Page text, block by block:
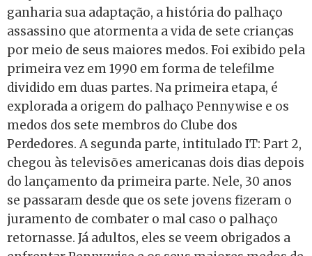
ganharia sua adaptação, a história do palhaço
assassino que atormenta a vida de sete crianças
por meio de seus maiores medos. Foi exibido pela
primeira vez em 1990 em forma de telefilme
dividido em duas partes. Na primeira etapa, é
explorada a origem do palhaço Pennywise e os
medos dos sete membros do Clube dos
Perdedores. A segunda parte, intitulado IT: Part 2,
chegou às televisões americanas dois dias depois
do lançamento da primeira parte. Nele, 30 anos
se passaram desde que os sete jovens fizeram o
juramento de combater o mal caso o palhaço
retornasse. Já adultos, eles se veem obrigados a